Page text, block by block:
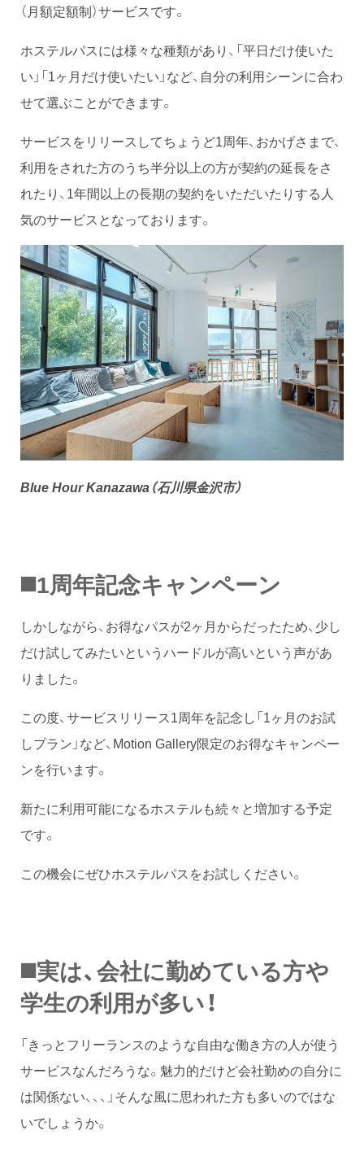
（月額定額制）サービスです。
ホステルパスには様々な種類があり、「平日だけ使いた
い」「1ヶ月だけ使いたい」など、自分の利用シーンに合わ
せて選ぶことができます。
サービスをリリースしてちょうど1周年、おかげさまで、
利用をされた方のうち半分以上の方が契約の延長をさ
れたり、1年間以上の長期の契約をいただいたりする人
気のサービスとなっております。
Blue Hour Kanazawa（石川県金沢市）
◼️1周年記念キャンペーン
しかしながら、お得なパスが2ヶ月からだったため、少し
だけ試してみたいというハードルが高いという声があ
りました。
この度、サービスリリース1周年を記念し「1ヶ月のお試
しプラン」など、Motion Gallery限定のお得なキャンペー
ンを行います。
新たに利用可能になるホステルも続々と増加する予定
です。
この機会にぜひホステルパスをお試しください。
◼️実は、会社に勤めている方や
学生の利用が多い！
「きっとフリーランスのような自由な働き方の人が使う
サービスなんだろうな。魅力的だけど会社勤めの自分に
は関係ない、、、」そんな風に思われた方も多いのではな
いでしょうか。